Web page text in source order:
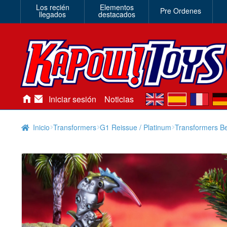
Los recién
llegados
Elementos
destacados Pre Ordenes
Iniciar sesión Noticias en es de
Inicio Transformers G1 Reissue / Platinum Transformers